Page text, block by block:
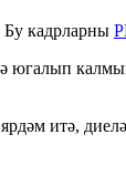
Бу кадрларны
югалып
итә,